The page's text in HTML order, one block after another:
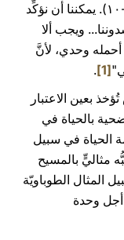
القُدُّوسُ الحَقّ، تُؤَخِّرُ الإِنصافَ! »" (رؤ ٦، ۹-١۰). يمكننا أن نؤكِّد
ويجب ألا
أحمله وحدي، لأنَّ
[1]
.
بعين الاعتبار
بالحياة في
الحياة في سبيل
مثاليٍّ بالمسيح
المثال الطوباويّة
أجل وحدة